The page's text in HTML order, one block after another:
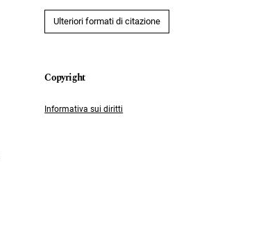
Ulteriori formati di citazione
Informativa sui diritti